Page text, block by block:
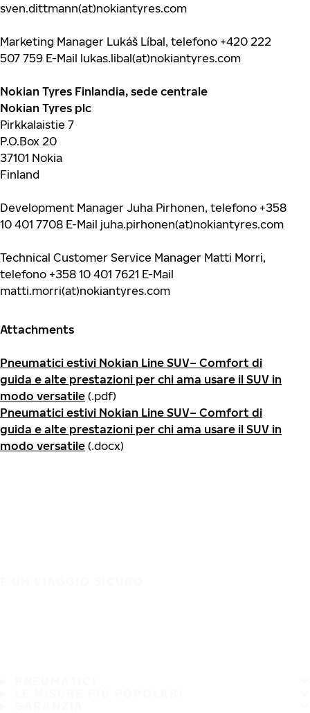
sven.dittmann(at)nokiantyres.com
Marketing Manager Lukáš Líbal, telefono +420 222
507 759 E-Mail lukas.libal(at)nokiantyres.com
Nokian Tyres Finlandia, sede centrale
Nokian Tyres plc
Pirkkalaistie 7
P.O.Box 20
37101 Nokia
Finland
Development Manager Juha Pirhonen, telefono +358
10 401 7708 E-Mail juha.pirhonen(at)nokiantyres.com
Technical Customer Service Manager Matti Morri,
telefono +358 10 401 7621 E-Mail
matti.morri(at)nokiantyres.com
Attachments
Pneumatici estivi Nokian Line SUV– Comfort di
guida e alte prestazioni per chi ama usare il SUV in
modo versatile (.pdf)
Pneumatici estivi Nokian Line SUV– Comfort di
guida e alte prestazioni per chi ama usare il SUV in
modo versatile (.docx)